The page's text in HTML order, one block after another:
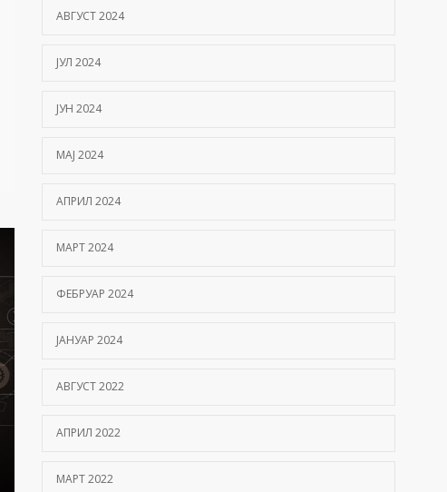
АВГУСТ 2024
ЈУЛ 2024
ЈУН 2024
МАЈ 2024
АПРИЛ 2024
МАРТ 2024
ФЕБРУАР 2024
ЈАНУАР 2024
АВГУСТ 2022
АПРИЛ 2022
МАРТ 2022